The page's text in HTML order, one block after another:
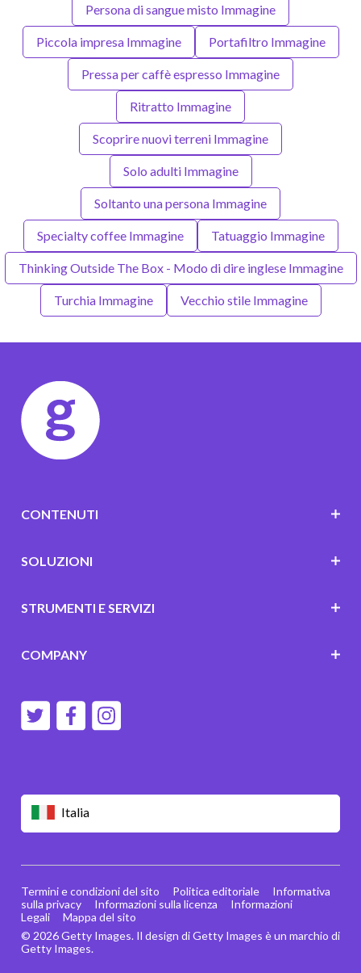
Persona di sangue misto Immagine
Piccola impresa Immagine Portafiltro Immagine
Pressa per caffè espresso Immagine
Ritratto Immagine
Scoprire nuovi terreni Immagine
Solo adulti Immagine
Soltanto una persona Immagine
Specialty coffee Immagine Tatuaggio Immagine
Thinking Outside The Box - Modo di dire inglese Immagine
Turchia Immagine Vecchio stile Immagine
Italia
CONTENUTI
SOLUZIONI
STRUMENTI E SERVIZI
COMPANY
© 2026 Getty Images. Il design di Getty Images è un marchio di
Getty Images.
Termini e condizioni del sito Politica editoriale
Informativa
sulla privacy
Informazioni sulla licenza
Informazioni
Legali
Mappa del sito